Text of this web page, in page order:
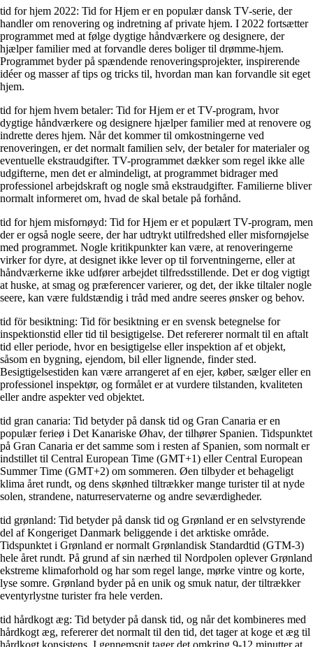
tid for hjem 2022: Tid for Hjem er en populær dansk TV-serie, der
handler om renovering og indretning af private hjem. I 2022 fortsætter
programmet med at følge dygtige håndværkere og designere, der
hjælper familier med at forvandle deres boliger til drømme-hjem.
Programmet byder på spændende renoveringsprojekter, inspirerende
idéer og masser af tips og tricks til, hvordan man kan forvandle sit eget
hjem.
tid for hjem hvem betaler: Tid for Hjem er et TV-program, hvor
dygtige håndværkere og designere hjælper familier med at renovere og
indrette deres hjem. Når det kommer til omkostningerne ved
renoveringen, er det normalt familien selv, der betaler for materialer og
eventuelle ekstraudgifter. TV-programmet dækker som regel ikke alle
udgifterne, men det er almindeligt, at programmet bidrager med
professionel arbejdskraft og nogle små ekstraudgifter. Familierne bliver
normalt informeret om, hvad de skal betale på forhånd.
tid for hjem misfornøyd: Tid for Hjem er et populært TV-program, men
der er også nogle seere, der har udtrykt utilfredshed eller misfornøjelse
med programmet. Nogle kritikpunkter kan være, at renoveringerne
virker for dyre, at designet ikke lever op til forventningerne, eller at
håndværkerne ikke udfører arbejdet tilfredsstillende. Det er dog vigtigt
at huske, at smag og præferencer varierer, og det, der ikke tiltaler nogle
seere, kan være fuldstændig i tråd med andre seeres ønsker og behov.
tid för besiktning: Tid för besiktning er en svensk betegnelse for
inspektionstid eller tid til besigtigelse. Det refererer normalt til en aftalt
tid eller periode, hvor en besigtigelse eller inspektion af et objekt,
såsom en bygning, ejendom, bil eller lignende, finder sted.
Besigtigelsestiden kan være arrangeret af en ejer, køber, sælger eller en
professionel inspektør, og formålet er at vurdere tilstanden, kvaliteten
eller andre aspekter ved objektet.
tid gran canaria: Tid betyder på dansk tid og Gran Canaria er en
populær ferieø i Det Kanariske Øhav, der tilhører Spanien. Tidspunktet
på Gran Canaria er det samme som i resten af Spanien, som normalt er
indstillet til Central European Time (GMT+1) eller Central European
Summer Time (GMT+2) om sommeren. Øen tilbyder et behageligt
klima året rundt, og dens skønhed tiltrækker mange turister til at nyde
solen, strandene, naturreservaterne og andre seværdigheder.
tid grønland: Tid betyder på dansk tid og Grønland er en selvstyrende
del af Kongeriget Danmark beliggende i det arktiske område.
Tidspunktet i Grønland er normalt Grønlandisk Standardtid (GTM-3)
hele året rundt. På grund af sin nærhed til Nordpolen oplever Grønland
ekstreme klimaforhold og har som regel lange, mørke vintre og korte,
lyse somre. Grønland byder på en unik og smuk natur, der tiltrækker
eventyrlystne turister fra hele verden.
tid hårdkogt æg: Tid betyder på dansk tid, og når det kombineres med
hårdkogt æg, refererer det normalt til den tid, det tager at koge et æg til
hårdkogt konsistens. I gennemsnit tager det omkring 9-12 minutter at